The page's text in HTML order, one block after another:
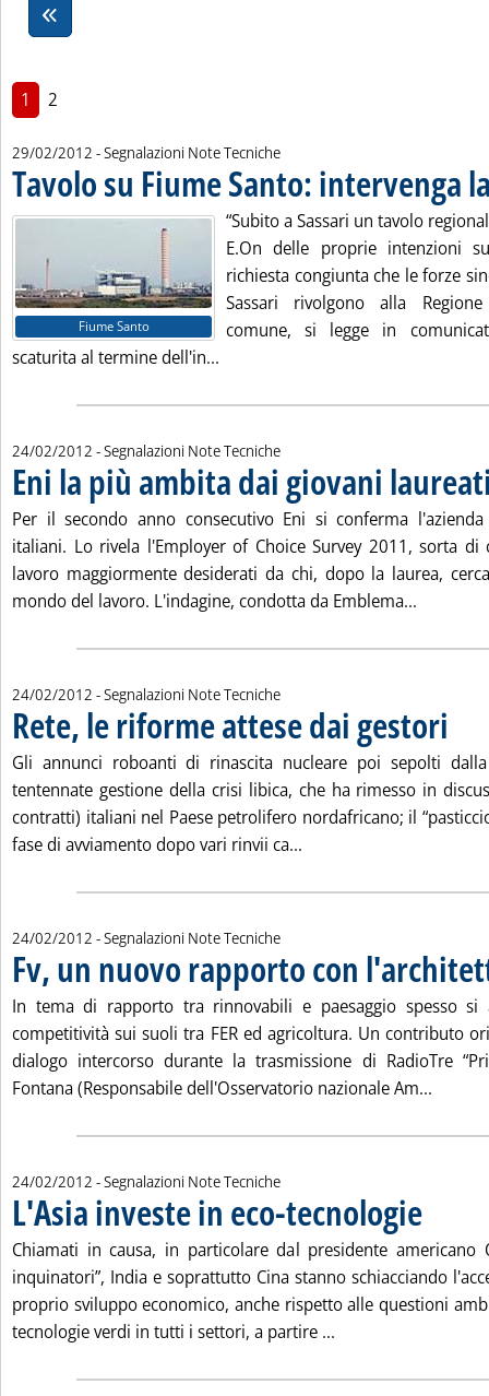
1 2
29/02/2012 - Segnalazioni Note Tecniche
Tavolo su Fiume Santo: intervenga
Fiume Santo
“Subito a Sassari un tavolo
E.On delle proprie intenzioni
richiesta congiunta che le forze
Sassari rivolgono alla
comune, si legge in
scaturita al termine dell'in...
24/02/2012 - Segnalazioni Note Tecniche
Eni la più ambita dai giovani
Per il secondo anno consecutivo Eni si conferma
italiani. Lo rivela l'Employer of Choice Survey 2011, sorta
lavoro maggiormente desiderati da chi, dopo la laurea,
mondo del lavoro. L'indagine, condotta da Emblema...
24/02/2012 - Segnalazioni Note Tecniche
Rete, le riforme attese dai gestori
Gli annunci roboanti di rinascita nucleare poi sepolti
tentennate gestione della crisi libica, che ha rimesso in
contratti) italiani nel Paese petrolifero nordafricano; il
fase di avviamento dopo vari rinvii ca...
24/02/2012 - Segnalazioni Note Tecniche
Fv, un nuovo rapporto con
In tema di rapporto tra rinnovabili e paesaggio spesso si
competitività sui suoli tra FER ed agricoltura. Un contributo
dialogo intercorso durante la trasmissione di RadioTre
Fontana (Responsabile dell'Osservatorio nazionale Am...
24/02/2012 - Segnalazioni Note Tecniche
L'Asia investe in eco-tecnologie
Chiamati in causa, in particolare dal presidente americano
inquinatori”, India e soprattutto Cina stanno schiacciando
proprio sviluppo economico, anche rispetto alle questioni
tecnologie verdi in tutti i settori, a partire ...